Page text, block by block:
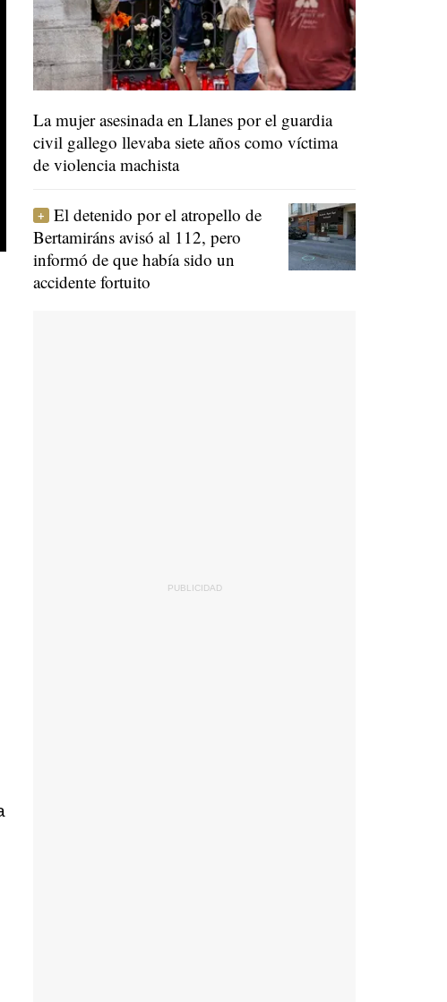
La mujer asesinada en Llanes por el guardia
civil gallego llevaba siete años como víctima
de violencia machista
El detenido por el atropello de
Bertamiráns avisó al 112, pero
informó de que había sido un
accidente fortuito